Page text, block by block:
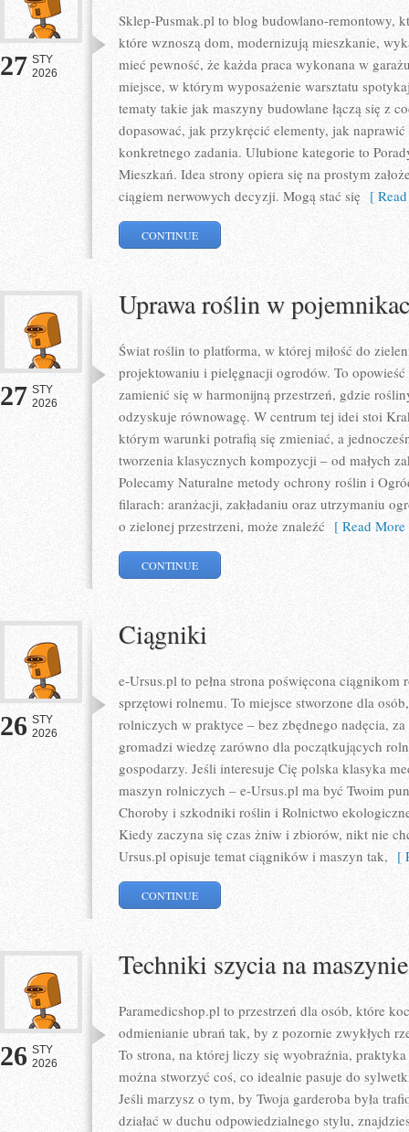
27 STY
2026
Sklep-Pusmak.pl to blog budowlano-remontowy,
które wznoszą dom, modernizują mieszkanie,
mieć pewność, że każda praca wykonana w
miejsce, w którym wyposażenie warsztatu
tematy takie jak maszyny budowlane łączą się z
dopasować, jak przykręcić elementy, jak
konkretnego zadania. Ulubione kategorie to
Mieszkań. Idea strony opiera się na prostym
ciągiem nerwowych decyzji. Mogą stać się [
CONTINUE
27 STY
2026
Uprawa roślin w
Świat roślin to platforma, w której miłość do
projektowaniu i pielęgnacji ogrodów. To
zamienić się w harmonijną przestrzeń, gdzie
odzyskuje równowagę. W centrum tej idei stoi
którym warunki potrafią się zmieniać, a
tworzenia klasycznych kompozycji – od małych
Polecamy Naturalne metody ochrony roślin i
filarach: aranżacji, zakładaniu oraz utrzymaniu
o zielonej przestrzeni, może znaleźć [ Read
CONTINUE
26 STY
2026
Ciągniki
e-Ursus.pl to pełna strona poświęcona
sprzętowi rolnemu. To miejsce stworzone dla
rolniczych w praktyce – bez zbędnego nadęcia,
gromadzi wiedzę zarówno dla początkujących
gospodarzy. Jeśli interesuje Cię polska klasyka
maszyn rolniczych – e-Ursus.pl ma być Twoim
Choroby i szkodniki roślin i Rolnictwo
Kiedy zaczyna się czas żniw i zbiorów, nikt nie
Ursus.pl opisuje temat ciągników i maszyn tak, [
CONTINUE
26 STY
2026
Techniki szycia na maszynie
Paramedicshop.pl to przestrzeń dla osób, które
odmienianie ubrań tak, by z pozornie zwykłych
To strona, na której liczy się wyobraźnia,
można stworzyć coś, co idealnie pasuje do
Jeśli marzysz o tym, by Twoja garderoba była
działać w duchu odpowiedzialnego stylu,